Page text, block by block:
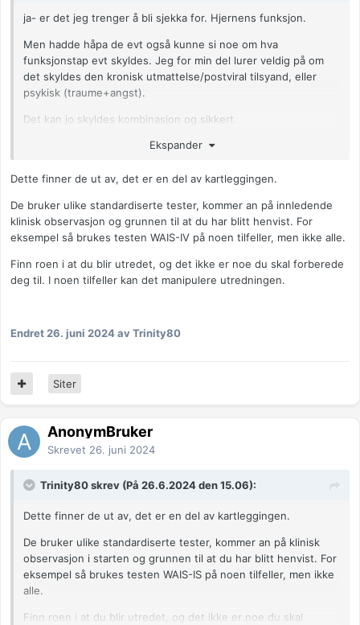
ja- er det jeg trenger å bli sjekka for. Hjernens funksjon.
Men hadde håpa de evt også kunne si noe om hva
funksjonstap evt skyldes. Jeg for min del lurer veldig på om
det skyldes den kronisk utmattelse/postviral tilsyand, eller
psykisk (traume+angst).
Det kan jo skyldes kombinasjon og sikkert
Har du tatt tester hos nevropsykolog? Lurer på hvordan tester
de har for å kartlegge daglig funksjon
Anonymkode: 772e3...04a
Ekspander
Dette finner de ut av, det er en del av kartleggingen.
De bruker ulike standardiserte tester, kommer an på innledende
klinisk observasjon og grunnen til at du har blitt henvist. For
eksempel så brukes testen WAIS-IV på noen tilfeller, men ikke alle.
Finn roen i at du blir utredet, og det ikke er noe du skal forberede
deg til. I noen tilfeller kan det manipulere utredningen.
Endret 26. juni 2024av Trinity80
Siter
AnonymBruker
Skrevet 26. juni 2024
Trinity80 skrev (På 26.6.2024 den 15.06):
Dette finner de ut av, det er en del av kartleggingen.
De bruker ulike standardiserte tester, kommer an på klinisk
observasjon i starten og grunnen til at du har blitt henvist. For
eksempel så brukes testen WAIS-IS på noen tilfeller, men ikke
alle.
Finn roen i at du blir utredet, og det ikke er noe du skal